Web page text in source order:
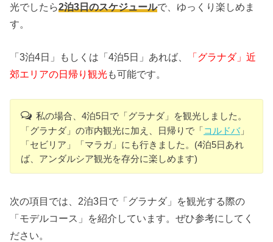
光でしたら2泊3日のスケジュールで、ゆっくり楽しめま
す。
「3泊4日」もしくは「4泊5日」あれば、
「グラナダ」近
郊エリアの日帰り観光も可能です。
私の場合、4泊5日で「グラナダ」を観光しました。
「グラナダ」の市内観光に加え、日帰りで「コルドバ」
「セビリア」「マラガ」にも行きました。(4泊5日あれ
ば、アンダルシア観光を存分に楽しめます)
次の項目では、2泊3日で「グラナダ」を観光する際の
「モデルコース」を紹介しています。ぜひ参考にしてく
ださい。